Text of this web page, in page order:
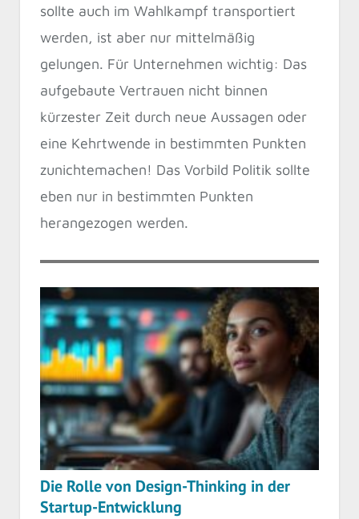
sollte auch im Wahlkampf transportiert
werden, ist aber nur mittelmäßig
gelungen. Für Unternehmen wichtig: Das
aufgebaute Vertrauen nicht binnen
kürzester Zeit durch neue Aussagen oder
eine Kehrtwende in bestimmten Punkten
zunichtemachen! Das Vorbild Politik sollte
eben nur in bestimmten Punkten
herangezogen werden.
Die Rolle von Design-Thinking in der
Startup-Entwicklung